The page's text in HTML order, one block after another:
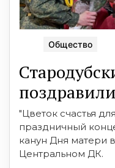
Общество
"Цветок счастья
праздничный
канун Дня матери
Центральном ДК.